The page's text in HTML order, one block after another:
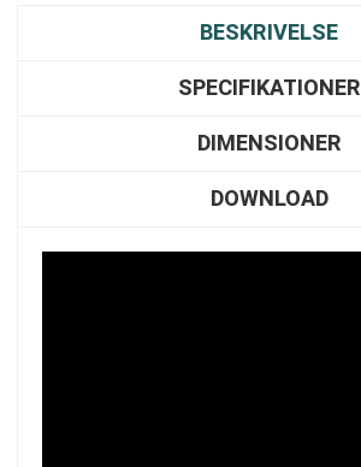
BESKRIVELSE
SPECIFIKATIONER
DIMENSIONER
DOWNLOAD